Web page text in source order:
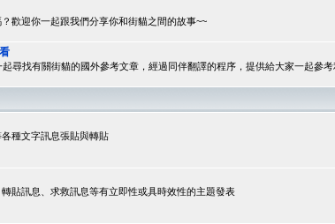
歡迎你一起跟我們分享你和街貓之間的故事~~
尋找有關街貓的國外參考文章，經過同伴翻譯的程序，提供給大家一起參考
種文字訊息張貼與轉貼
貼訊息、求救訊息等有立即性或具時效性的主題發表